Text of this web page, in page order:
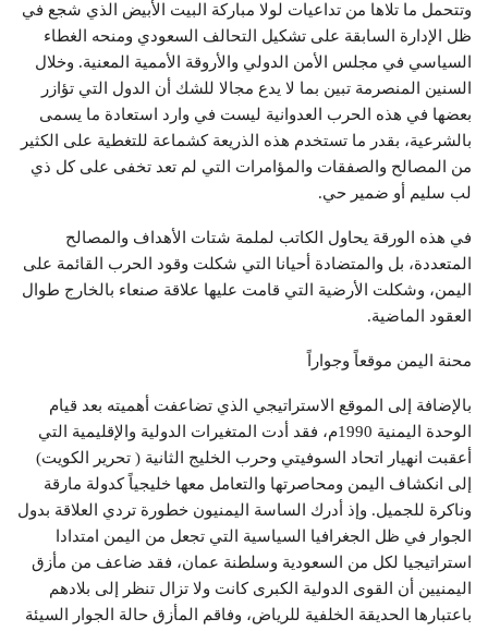
وتتحمل ما تلاها من تداعيات لولا مباركة البيت الأبيض الذي شجع في
ظل الإدارة السابقة على تشكيل التحالف السعودي ومنحه الغطاء
السياسي في مجلس الأمن الدولي والأروقة الأممية المعنية. وخلال
السنين المنصرمة تبين بما لا يدع مجالا للشك أن الدول التي تؤازر
بعضها في هذه الحرب العدوانية ليست في وارد استعادة ما يسمى
بالشرعية، بقدر ما تستخدم هذه الذريعة كشماعة للتغطية على الكثير
من المصالح والصفقات والمؤامرات التي لم تعد تخفى على كل ذي
لب سليم أو ضمير حي.
في هذه الورقة يحاول الكاتب لملمة شتات الأهداف والمصالح
المتعددة، بل والمتضادة أحيانا التي شكلت وقود الحرب القائمة على
اليمن، وشكلت الأرضية التي قامت عليها علاقة صنعاء بالخارج طوال
العقود الماضية.
محنة اليمن موقعاً وجواراً
بالإضافة إلى الموقع الاستراتيجي الذي تضاعفت أهميته بعد قيام
الوحدة اليمنية 1990م، فقد أدت المتغيرات الدولية والإقليمية التي
أعقبت انهيار اتحاد السوفيتي وحرب الخليج الثانية ( تحرير الكويت)
إلى انكشاف اليمن ومحاصرتها والتعامل معها خليجياً كدولة مارقة
وناكرة للجميل. وإذ أدرك الساسة اليمنيون خطورة تردي العلاقة بدول
الجوار في ظل الجغرافيا السياسية التي تجعل من اليمن امتدادا
استراتيجيا لكل من السعودية وسلطنة عمان، فقد ضاعف من مأزق
اليمنيين أن القوى الدولية الكبرى كانت ولا تزال تنظر إلى بلادهم
باعتبارها الحديقة الخلفية للرياض، وفاقم المأزق حالة الجوار السيئة